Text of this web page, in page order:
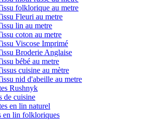
folklorique au metre
Fleuri au metre
lin au metre
coton au metre
Viscose Imprimé
Broderie Anglaise
bébé au metre
cuisine au mètre
nid d'abeille au metre
Rushnyk
de cuisine
en lin naturel
en lin folkloriques